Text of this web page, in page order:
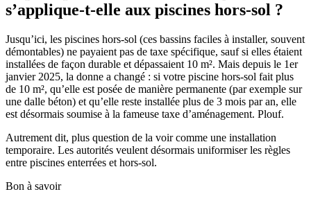
s’applique-t-elle aux piscines hors-sol ?
Jusqu’ici, les piscines hors-sol (ces bassins faciles à installer, souvent
démontables) ne payaient pas de taxe spécifique, sauf si elles étaient
installées de façon durable et dépassaient 10 m². Mais depuis le 1er
janvier 2025, la donne a changé : si votre piscine hors-sol fait plus
de 10 m², qu’elle est posée de manière permanente (par exemple sur
une dalle béton) et qu’elle reste installée plus de 3 mois par an, elle
est désormais soumise à la fameuse taxe d’aménagement. Plouf.
Autrement dit, plus question de la voir comme une installation
temporaire. Les autorités veulent désormais uniformiser les règles
entre piscines enterrées et hors-sol.
Bon à savoir